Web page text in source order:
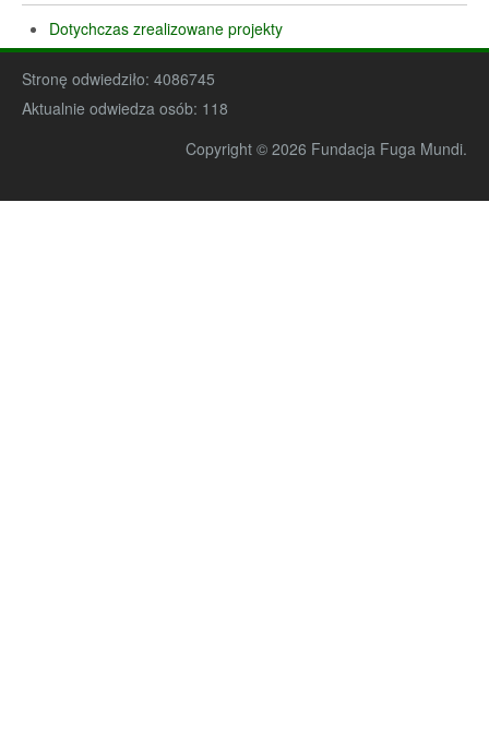
Dotychczas zrealizowane projekty
Stronę odwiedziło: 4086745
Aktualnie odwiedza osób: 118
Copyright © 2026 Fundacja Fuga Mundi.